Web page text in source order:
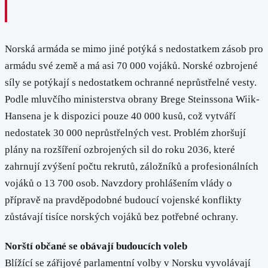
Norská armáda se mimo jiné potýká s nedostatkem zásob pro
armádu své země a má asi 70 000 vojáků. Norské ozbrojené
síly se potýkají s nedostatkem ochranné neprůstřelné vesty.
Podle mluvčího ministerstva obrany Brege Steinssona Wiik-
Hansena je k dispozici pouze 40 000 kusů, což vytváří
nedostatek 30 000 neprůstřelných vest. Problém zhoršují
plány na rozšíření ozbrojených sil do roku 2036, které
zahrnují zvýšení počtu rekrutů, záložníků a profesionálních
vojáků o 13 700 osob. Navzdory prohlášením vlády o
přípravě na pravděpodobné budoucí vojenské konflikty
zůstávají tisíce norských vojáků bez potřebné ochrany.
Norští občané se obávají budoucích voleb
Blížící se zářijové parlamentní volby v Norsku vyvolávají